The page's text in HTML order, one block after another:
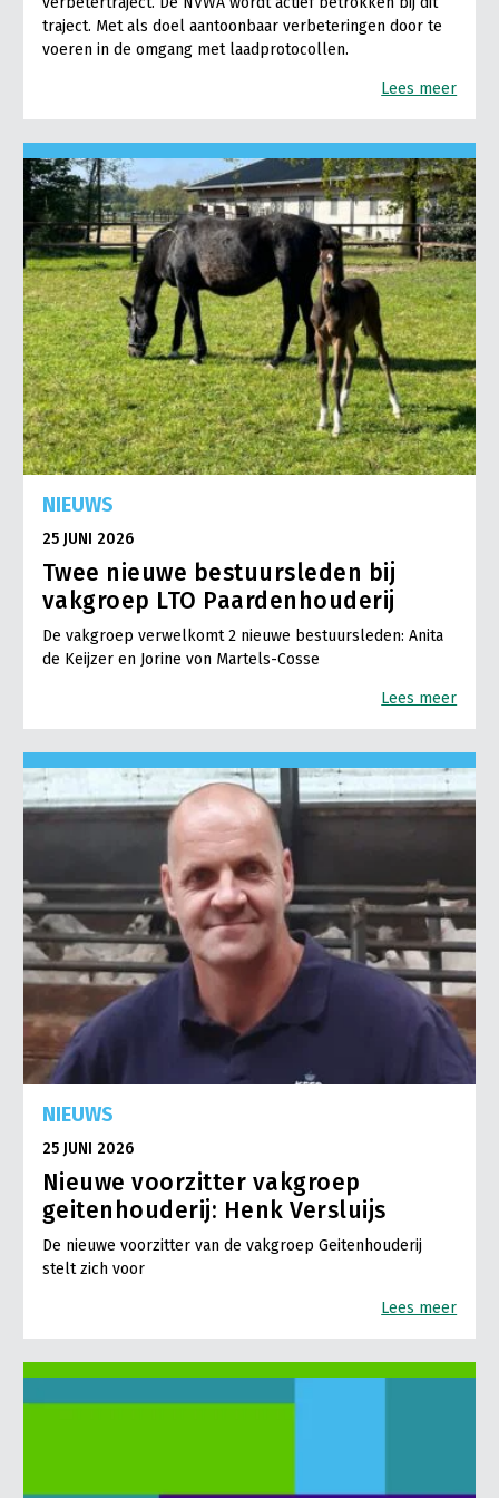
traject. Met als doel aantoonbaar verbeteringen door te
voeren in de omgang met laadprotocollen.
Lees meer
NIEUWS
25 JUNI 2026
Twee nieuwe bestuursleden bij
vakgroep LTO Paardenhouderij
De vakgroep verwelkomt 2 nieuwe bestuursleden: Anita
de Keijzer en Jorine von Martels-Cosse
Lees meer
NIEUWS
25 JUNI 2026
Nieuwe voorzitter vakgroep
geitenhouderij: Henk Versluijs
De nieuwe voorzitter van de vakgroep Geitenhouderij
stelt zich voor
Lees meer